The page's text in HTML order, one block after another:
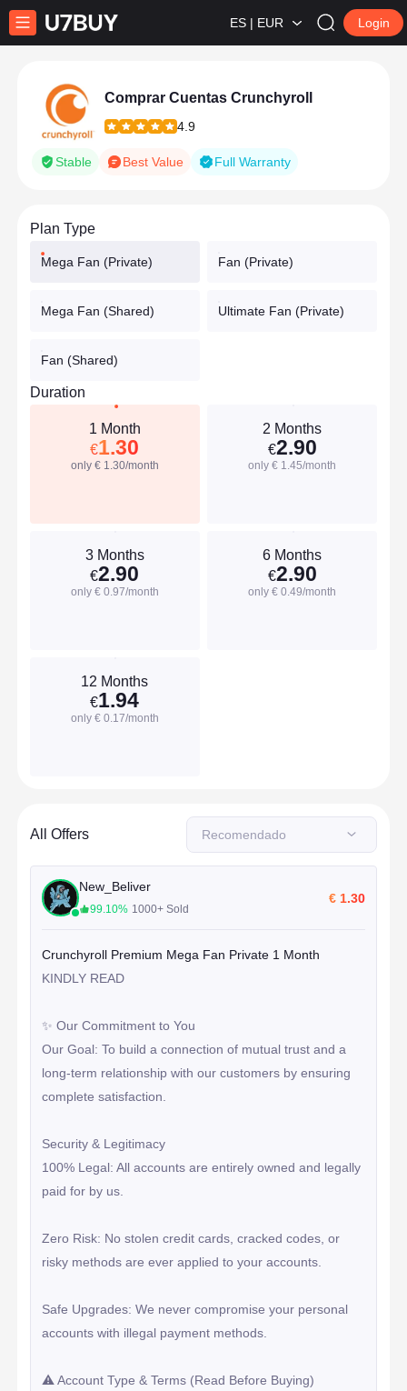
ES | EUR Login
Comprar Cuentas Crunchyroll
4.9
Stable Best Value Full Warranty
Plan Type
Mega Fan (Private) Fan (Private)
Mega Fan (Shared) Ultimate Fan (Private)
Fan (Shared)
Duration
1 Month
€1.30
only € 1.30/month
2 Months
€2.90
only € 1.45/month
3 Months
€2.90
only € 0.97/month
6 Months
€2.90
only € 0.49/month
12 Months
€1.94
only € 0.17/month
All Offers Recomendado
New_Beliver
99.10% 1000+ Sold
€ 1.30
Crunchyroll Premium Mega Fan Private 1 Month
KINDLY READ
✨ Our Commitment to You
Our Goal: To build a connection of mutual trust and a
long-term relationship with our customers by ensuring
complete satisfaction.
Security & Legitimacy
100% Legal: All accounts are entirely owned and legally
paid for by us.
Zero Risk: No stolen credit cards, cracked codes, or
risky methods are ever applied to your accounts.
Safe Upgrades: We never compromise your personal
accounts with illegal payment methods.
⚠️ Account Type & Terms (Read Before Buying)